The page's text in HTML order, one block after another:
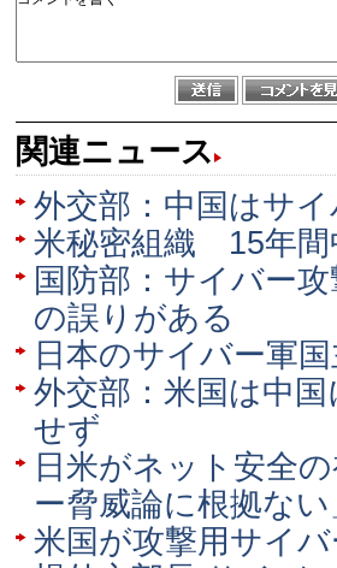
関連ニュース
外交部：中国はサ
米秘密組織 15年間
国防部：サイバー
の誤りがある
日本のサイバー軍
外交部：米国は中
せず
日米がネット安全
ー脅威論に根拠ない
米国が攻撃用サイ